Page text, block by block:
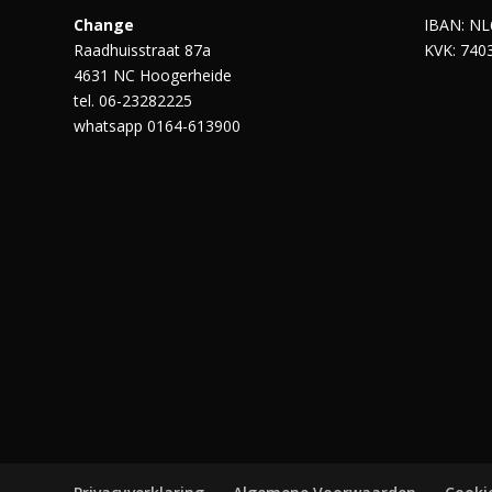
Change
Raadhuisstraat 87a
4631 NC Hoogerheide
tel. 06-23282225
whatsapp 0164-613900
IBAN:
KVK: